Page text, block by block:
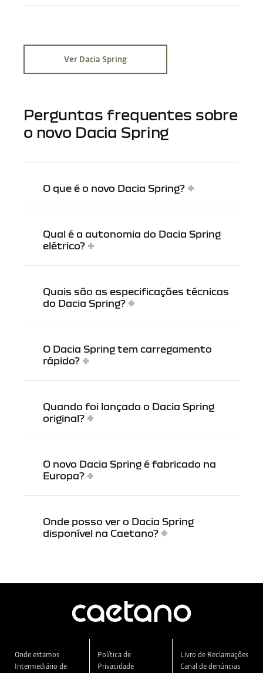
Ver Dacia Spring
Perguntas frequentes sobre
o novo Dacia Spring
O que é o novo Dacia Spring?
Qual é a autonomia do Dacia Spring
elétrico?
Quais são as especificações técnicas
do Dacia Spring?
O Dacia Spring tem carregamento
rápido?
Quando foi lançado o Dacia Spring
original?
O novo Dacia Spring é fabricado na
Europa?
Onde posso ver o Dacia Spring
disponível na Caetano?
Onde estamos
Intermediário de
Política de
Privacidade
Livro de Reclamações
Canal de denúncias